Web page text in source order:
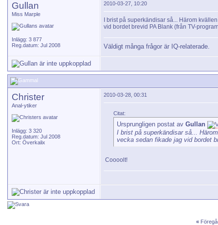
Gullan
Miss Marple
Inlägg: 3 877
Reg.datum: Jul 2008
2010-03-27, 10:20
I brist på superkändisar så... Härom
vid bordet brevid PA Blank (från TV-
Väldigt många frågor är IQ-relaterade.
Christer
Anal-ytiker
Inlägg: 3 320
Reg.datum: Jul 2008
Ort: Överkalix
2010-03-28, 00:31
Citat:
Ursprungligen postat av Gullan
I brist på superkändisar så...
vecka sedan fikade jag vid bordet
Coooolt!
«